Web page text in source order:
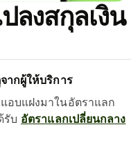
ลงสกุลเงิน
ากผู้ให้บริการ
อบแฝงมาในอัตราแลก
รับ อัตราแลกเปลี่ยนกลาง